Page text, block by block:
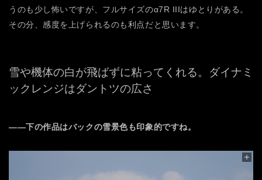
うのも少し怖いですが、フルサイズのα7R IIIはゆとりがある。
その分、感度を上げられるのも利点だと思います。
雪や機体の白が飛ばずに粘ってくれる。 ダイナミ
ックレンジはダントツの広さ
――下の作品はバックの雪景色も印象的ですね。